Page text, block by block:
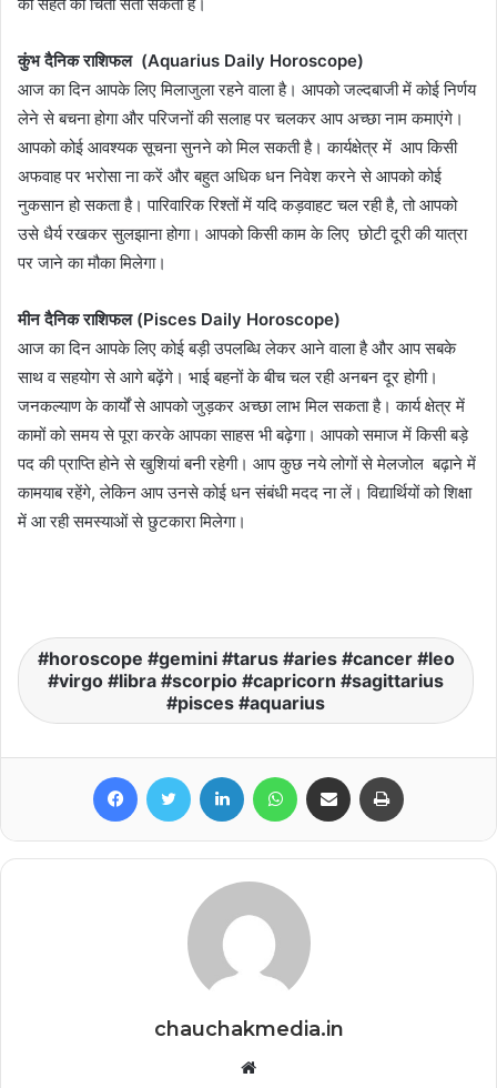
कुंभ दैनिक राशिफल (Aquarius Daily Horoscope)
आज का दिन आपके लिए मिलाजुला रहने वाला है। आपको जल्दबाजी में कोई निर्णय
लेने से बचना होगा और परिजनों की सलाह पर चलकर आप अच्छा नाम कमाएंगे।
आपको कोई आवश्यक सूचना सुनने को मिल सकती है। कार्यक्षेत्र में आप किसी
अफवाह पर भरोसा ना करें और बहुत अधिक धन निवेश करने से आपको कोई
नुकसान हो सकता है। पारिवारिक रिश्तों में यदि कड़वाहट चल रही है, तो आपको
उसे धैर्य रखकर सुलझाना होगा। आपको किसी काम के लिए छोटी दूरी की यात्रा
पर जाने का मौका मिलेगा।
मीन दैनिक राशिफल (Pisces Daily Horoscope)
आज का दिन आपके लिए कोई बड़ी उपलब्धि लेकर आने वाला है और आप सबके
साथ व सहयोग से आगे बढ़ेंगे। भाई बहनों के बीच चल रही अनबन दूर होगी।
जनकल्याण के कार्यों से आपको जुड़कर अच्छा लाभ मिल सकता है। कार्य क्षेत्र में
कामों को समय से पूरा करके आपका साहस भी बढ़ेगा। आपको समाज में किसी बड़े
पद की प्राप्ति होने से खुशियां बनी रहेगी। आप कुछ नये लोगों से मेलजोल बढ़ाने में
कामयाब रहेंगे, लेकिन आप उनसे कोई धन संबंधी मदद ना लें। विद्यार्थियों को शिक्षा
में आ रही समस्याओं से छुटकारा मिलेगा।
horoscope #gemini #tarus #aries #cancer #leo
#virgo #libra #scorpio #capricorn #sagittarius
#pisces #aquarius
FacebookTwitter LinkedIn WhatsAppShare via Email
chauchakmedia.in
Website